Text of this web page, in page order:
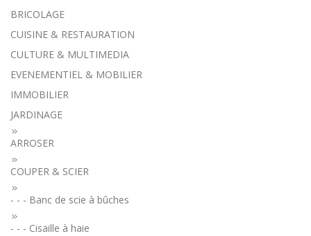
BRICOLAGE
CUISINE & RESTAURATION
CULTURE & MULTIMEDIA
EVENEMENTIEL & MOBILIER
IMMOBILIER
JARDINAGE
ARROSER
COUPER & SCIER
- - - Banc de scie à bûches
- - - Cisaille à haie